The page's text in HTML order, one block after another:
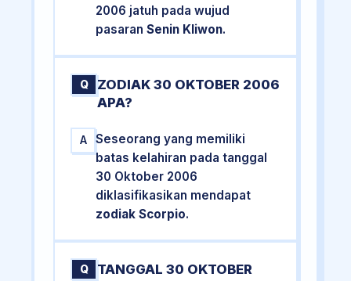
2006 jatuh pada wujud
pasaranSenin Kliwon.
Q
ZODIAK 30 OKTOBER 2006
APA?
A
Seseorang yang memiliki
batas kelahiran pada tanggal
30 Oktober 2006
diklasifikasikan mendapat
zodiak Scorpio.
Q
TANGGAL 30 OKTOBER